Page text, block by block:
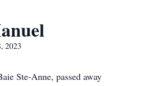
2023
Ste-Anne, passed away